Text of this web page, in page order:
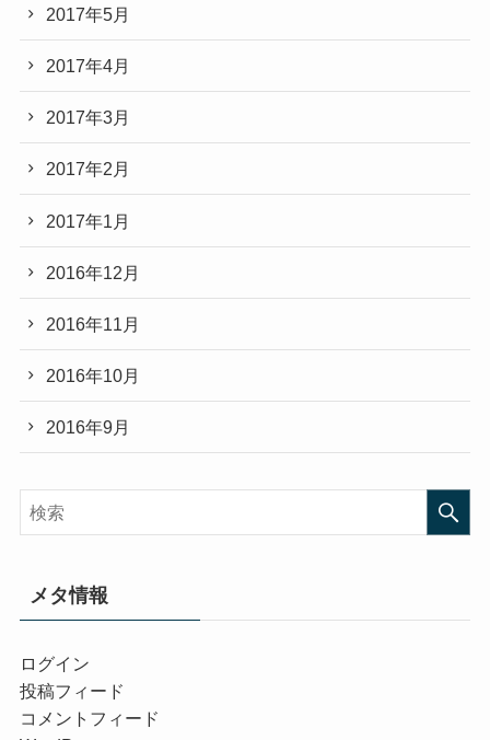
2017年5月
2017年4月
2017年3月
2017年2月
2017年1月
2016年12月
2016年11月
2016年10月
2016年9月
メタ情報
ログイン
投稿フィード
コメントフィード